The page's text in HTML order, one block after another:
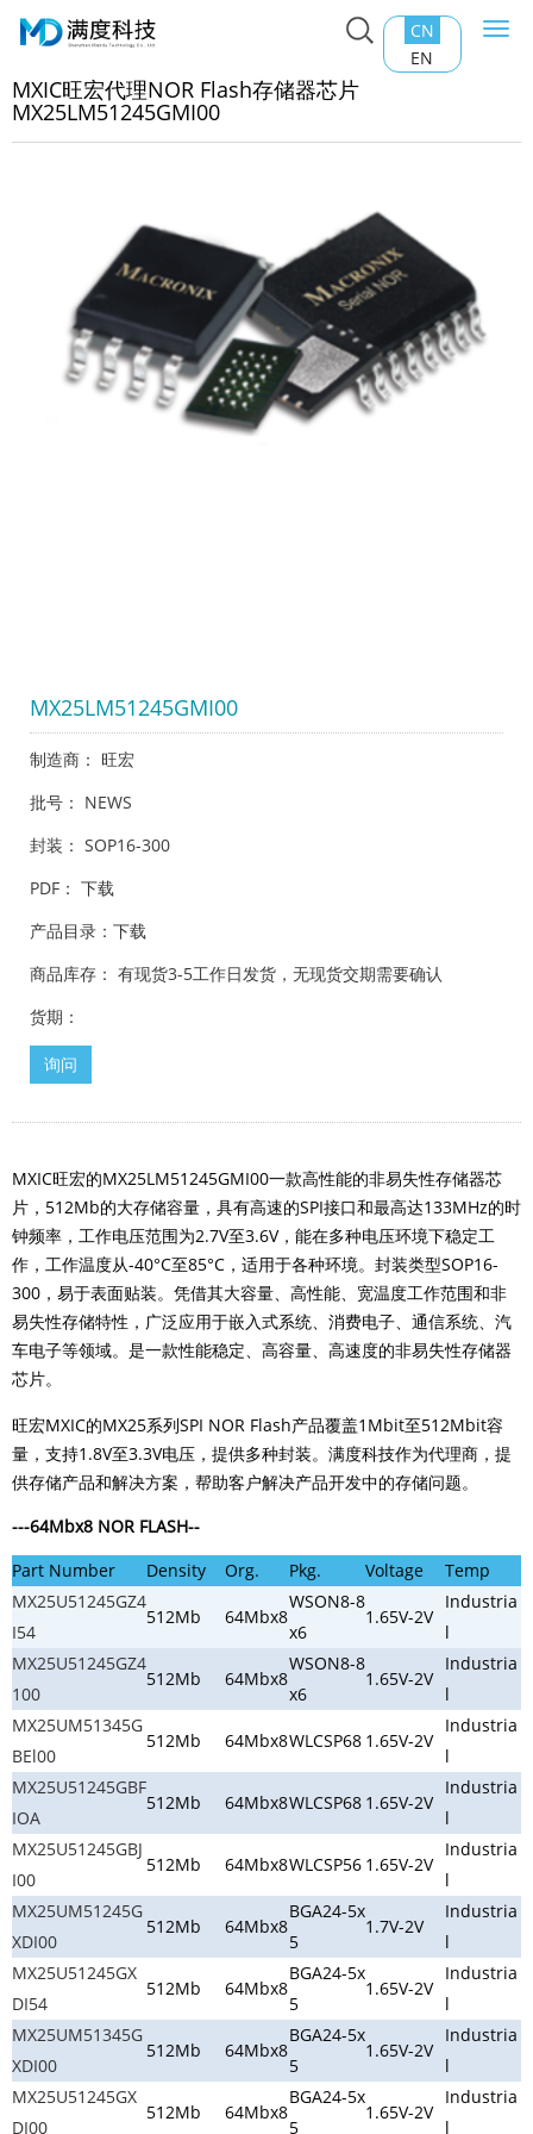
CN
EN
主页>产品中心>Nor Flash
MXIC旺宏代理NOR Flash存
MXIC旺宏代理NOR Flash存储器芯片
MX25LM51245GMI00
MX25LM51245GMI00
制造商： 旺宏
批号： NEWS
封装： SOP16-300
PDF： 下载
产品目录： 下载
商品库存： 有现货3-5工作日发货，无现货交期需要确认
货期：
询问
MXIC旺宏的MX25LM51245GMI00一款高性能的非易失性存储器芯
片，512Mb的大存储容量，具有高速的SPI接口和最高达133MHz的时
钟频率，工作电压范围为2.7V至3.6V，能在多种电压环境下稳定工
作，工作温度从-40°C至85°C，适用于各种环境。封装类型SOP16-
300，易于表面贴装。凭借其大容量、高性能、宽温度工作范围和非
易失性存储特性，广泛应用于嵌入式系统、消费电子、通信系统、汽
车电子等领域。是一款性能稳定、高容量、高速度的非易失性存储器
芯片。
旺宏MXIC的MX25系列SPI NOR Flash产品覆盖1Mbit至512Mbit容
量，支持1.8V至3.3V电压，提供多种封装。满度科技作为代理商，提
供存储产品和解决方案，帮助客户解决产品开发中的存储问题。
---64Mbx8 NOR FLASH--
Part Number
Density Org. Pkg. Voltage
Temp
MX25U51245GZ4
I54
512Mb 64Mbx8
WSON8-8
x6
1.65V-2V
Industria
l
MX25U51245GZ4
100
512Mb 64Mbx8
WSON8-8
x6
1.65V-2V
Industria
l
MX25UM51345G
BEl00
512Mb 64Mbx8WLCSP68 1.65V-2V
Industria
l
MX25U51245GBF
IOA
512Mb 64Mbx8WLCSP68 1.65V-2V
Industria
l
MX25U51245GBJ
I00
512Mb 64Mbx8WLCSP56 1.65V-2V
Industria
l
MX25UM51245G
XDI00
512Mb 64Mbx8
BGA24-5x
5
1.7V-2V
Industria
l
MX25U51245GX
DI54
512Mb 64Mbx8
BGA24-5x
5
1.65V-2V
Industria
l
MX25UM51345G
XDI00
512Mb 64Mbx8
BGA24-5x
5
1.65V-2V
Industria
l
MX25U51245GX
DI00
512Mb 64Mbx8
BGA24-5x
5
1.65V-2V
Industria
l